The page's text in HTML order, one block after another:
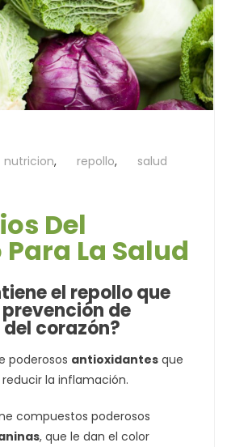
nutricion, repollo,
salud
Del
La Salud
el repollo que
de
corazón?
poderosos antioxidantes que
la inflamación.
compuestos poderosos
, que le dan el color